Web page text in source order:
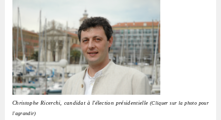
Christophe Ricerchi, candidat à l'élection présidentielle(Cliquer sur la photo pour
l'agrandir)